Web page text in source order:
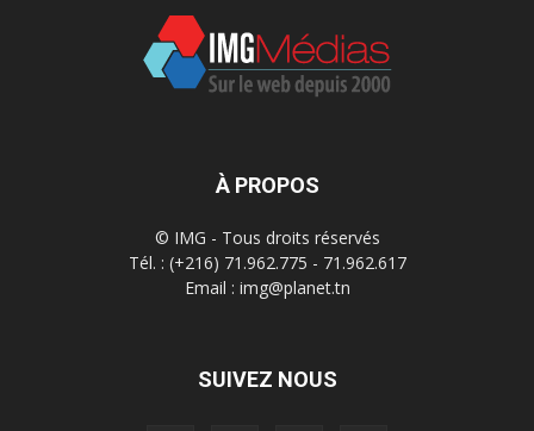
À PROPOS
© IMG - Tous droits réservés
Tél. : (+216) 71.962.775 - 71.962.617
Email : img@planet.tn
SUIVEZ NOUS